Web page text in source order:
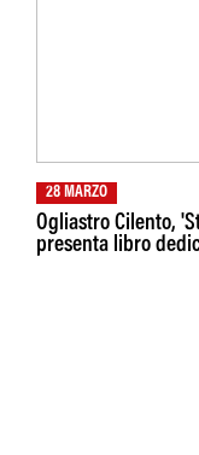
28 MARZO
Ogliastro Cilento,
presenta libro